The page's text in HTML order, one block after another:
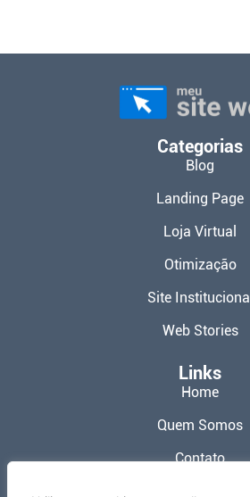
Categorias
Blog
Landing Page
Loja Virtual
Otimização
Site Institucional
Web Stories
Links
Home
Quem Somos
Contato